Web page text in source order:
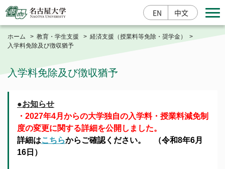
EN 中文
寄附する
入学案内 研究成果情報 産学官連携
大学概要
ホーム 教育・学生支援
経済支援（授業料等免除・奨学金）
入学料免除及び徴収猶予
入学料免除及び徴収猶予
●お知らせ
・2027年4月からの大学独自の入学料・授業料減免制
度の変更に関する詳細を公開しました。
詳細はこちらからご確認ください。 （令和8年6月
16日）